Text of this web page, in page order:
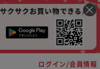
ログイン/会員情報